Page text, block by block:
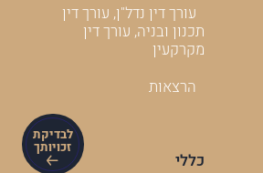
לבדיקת
זכויותך
עורך דין נדל"ן, עורך דין
תכנון ובניה, עורך דין
מקרקעין
הרצאות
כללי